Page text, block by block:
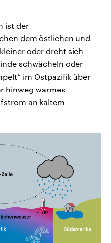
ist der
dem östlichen und
oder dreht sich
schwächeln oder
im Ostpazifik über
hinweg warmes
an kaltem